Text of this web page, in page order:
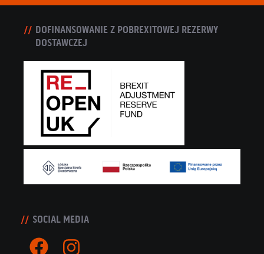
DOFINANSOWANIE Z POBREXITOWEJ REZERWY
DOSTAWCZEJ
SOCIAL MEDIA